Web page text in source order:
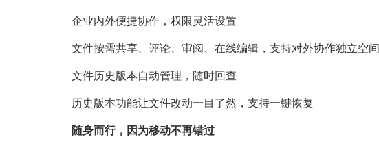
企业内外便捷协作，权限灵活设置
文件按需共享、评论、审阅、在线编辑，支持对外协作独立空间
文件历史版本自动管理，随时回查
历史版本功能让文件改动一目了然，支持一键恢复
随身而行，因为移动不再错过